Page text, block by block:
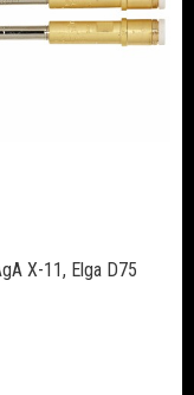
X-11, Elga D75